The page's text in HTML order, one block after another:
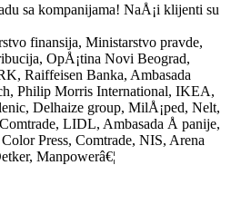
sa kompanijama! NaÅ¡i klijenti su
finansija, Ministarstvo pravde,
OpÅ¡tina Novi Beograd,
Raiffeisen Banka, Ambasada
Philip Morris International, IKEA,
Delhaize group, MilÅ¡ped, Nelt,
LIDL, Ambasada Å panije,
Press, Comtrade, NIS, Arena
Manpowerâ€¦